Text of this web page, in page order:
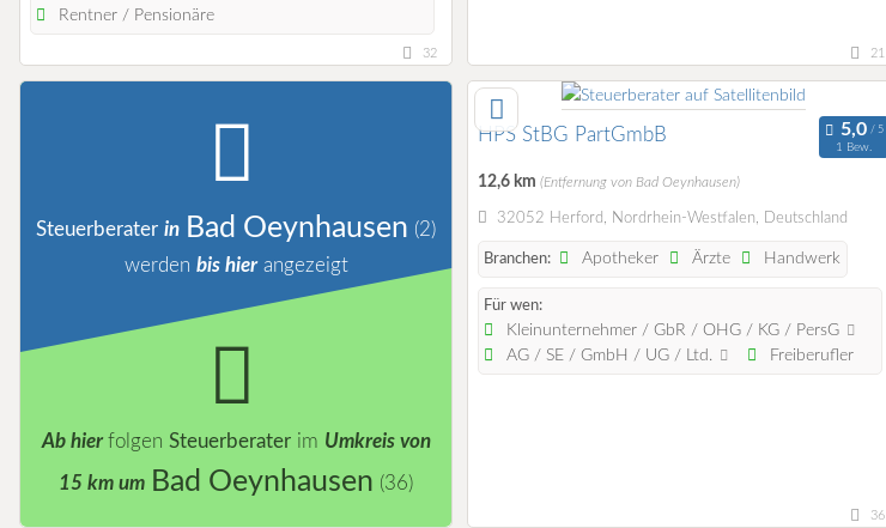
Rentner / Pensionäre
32 21
Steuerberater in Bad Oeynhausen (2)
werden bis hierangezeigt
Ab hierfolgen Steuerberaterim Umkreis von
15 km um Bad Oeynhausen (36)
HPS StBG PartGmbB
1 Bew.
12,6 km (Entfernung von Bad Oeynhausen)
32052 Herford, Nordrhein-Westfalen, Deutschland
Branchen: Apotheker Ärzte Handwerk
Für wen:
Kleinunternehmer / GbR / OHG / KG / PersG
AG / SE / GmbH / UG / Ltd.
Freiberufler
36